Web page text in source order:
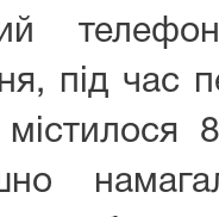
під час
містилося